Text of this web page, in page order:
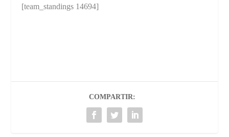
[team_standings 14694]
COMPARTIR: